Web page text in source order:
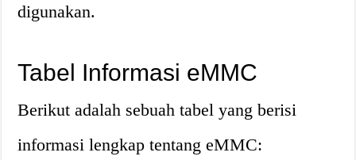
digunakan.
Tabel Informasi eMMC
Berikut adalah sebuah tabel yang berisi
informasi lengkap tentang eMMC: